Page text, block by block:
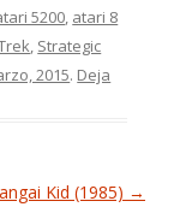
5200, atari 8
, Strategic
2015. Deja
Kid (1985) →